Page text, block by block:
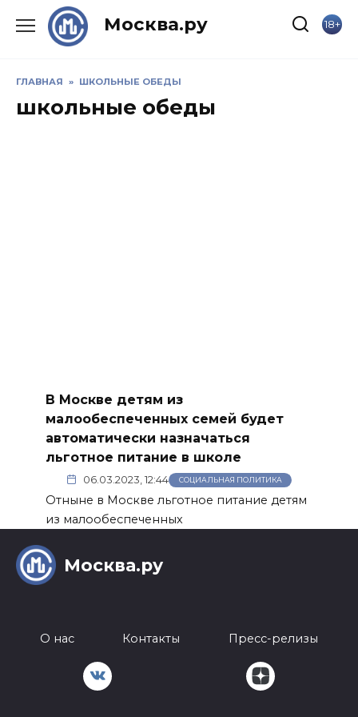
Москва.ру 18+
ГЛАВНАЯ » ШКОЛЬНЫЕ ОБЕДЫ
школьные обеды
В Москве детям из
малообеспеченных семей будет
автоматически назначаться
льготное питание в школе
06.03.2023, 12:44 СОЦИАЛЬНАЯ ПОЛИТИКА
Отныне в Москве льготное питание детям
из малообеспеченных
Москва.ру
О нас Контакты Пресс-релизы